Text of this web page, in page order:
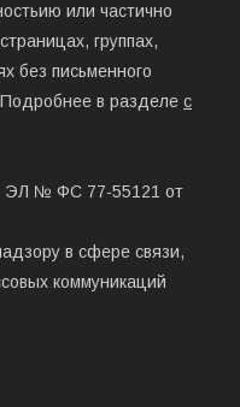
или частично
группах,
без письменного
в разделе с
ЭЛ № ФС 77-55121 от
в сфере связи,
коммуникаций